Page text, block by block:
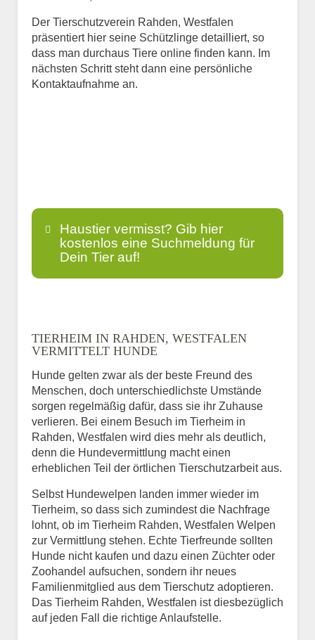
Der Tierschutzverein Rahden, Westfalen
präsentiert hier seine Schützlinge detailliert, so
dass man durchaus Tiere online finden kann. Im
nächsten Schritt steht dann eine persönliche
Kontaktaufnahme an.
Haustier vermisst? Gib hier
kostenlos eine Suchmeldung für
Dein Tier auf!
E-Mail*
Informationen über das
Tier.
Art des Tiers*
TIERHEIM IN RAHDEN, WESTFALEN
VERMITTELT HUNDE
Hunde gelten zwar als der beste Freund des
Menschen, doch unterschiedlichste Umstände
sorgen regelmäßig dafür, dass sie ihr Zuhause
verlieren. Bei einem Besuch im Tierheim in
Rahden, Westfalen wird dies mehr als deutlich,
denn die Hundevermittlung macht einen
erheblichen Teil der örtlichen Tierschutzarbeit aus.
Selbst Hundewelpen landen immer wieder im
Tierheim, so dass sich zumindest die Nachfrage
lohnt, ob im Tierheim Rahden, Westfalen Welpen
zur Vermittlung stehen. Echte Tierfreunde sollten
Hunde nicht kaufen und dazu einen Züchter oder
Zoohandel aufsuchen, sondern ihr neues
Familienmitglied aus dem Tierschutz adoptieren.
Das Tierheim Rahden, Westfalen ist diesbezüglich
auf jeden Fall die richtige Anlaufstelle.